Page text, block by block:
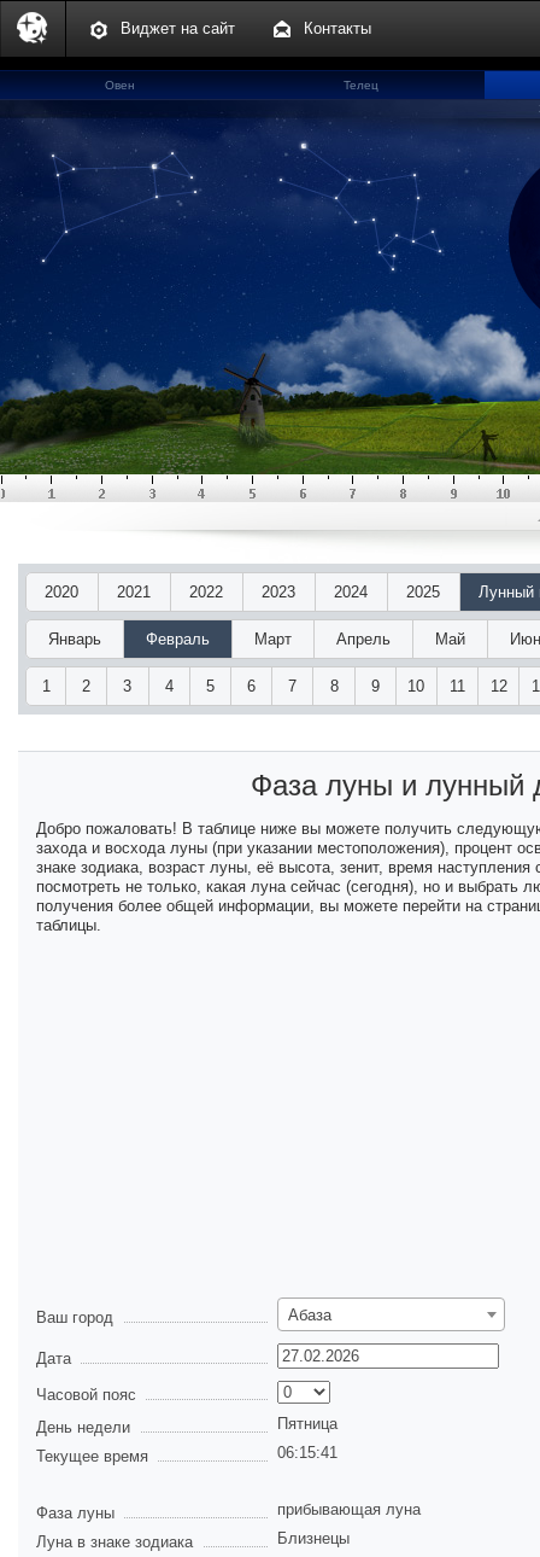
Виджет на сайт Контакты
Овен
Телец
2020 2021 2022 2023 2024 2025 Лунный
Январь Февраль Март Апрель Май
1 2 3 4 5 6 7 8 9 10 11 12
Фаза луны и лунный
Добро пожаловать! В таблице ниже вы можете получить
захода и восхода луны (при указании местоположения), процент
знаке зодиака, возраст луны, её высота, зенит, время
посмотреть не только, какая луна сейчас (сегодня), но и
получения более общей информации, вы можете перейти на
таблицы.
Ваш город Абаза
Дата
Часовой пояс
День недели
Пятница
Текущее время
06:15:41
Фаза луны
прибывающая луна
Луна в знаке зодиака
Близнецы